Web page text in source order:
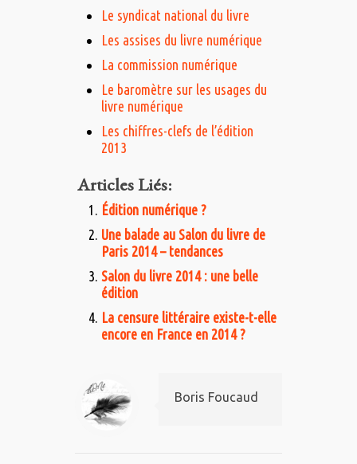
Le syndicat national du livre
Les assises du livre numérique
La commission numérique
Le baromètre sur les usages du
livre numérique
Les chiffres-clefs de l’édition
2013
Articles Liés:
Édition numérique ?
Une balade au Salon du livre de
Paris 2014 – tendances
Salon du livre 2014 : une belle
édition
La censure littéraire existe-t-elle
encore en France en 2014 ?
Boris Foucaud